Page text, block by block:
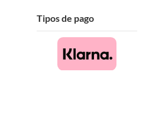
Tipos de pago